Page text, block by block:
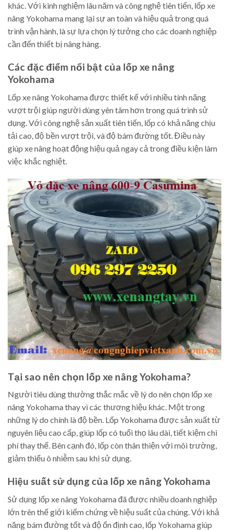
khác. Với kinh nghiệm lâu năm và công nghệ tiên tiến, lốp xe
nâng Yokohama mang lại sự an toàn và hiệu quả trong quá
trình vận hành, là sự lựa chọn lý tưởng cho các doanh nghiệp
cần đến thiết bị nâng hàng.
Các đặc điểm nổi bật của lốp xe nâng
Yokohama
Lốp xe nâng Yokohama được thiết kế với nhiều tính năng
vượt trội giúp người dùng yên tâm hơn trong quá trình sử
dụng. Với công nghệ sản xuất tiên tiến, lốp có khả năng chịu
tải cao, độ bền vượt trội, và độ bám đường tốt. Điều này
giúp xe nâng hoạt động hiệu quả ngay cả trong điều kiện làm
việc khắc nghiệt.
Tại sao nên chọn lốp xe nâng Yokohama?
Người tiêu dùng thường thắc mắc về lý do nên chọn lốp xe
nâng Yokohama thay vì các thương hiệu khác. Một trong
những lý do chính là độ bền. Lốp Yokohama được sản xuất từ
nguyên liệu cao cấp, giúp lốp có tuổi thọ lâu dài, tiết kiệm chi
phí thay thế. Bên cạnh đó, lốp còn thân thiện với môi trường,
giảm thiểu ô nhiễm sau khi sử dụng.
Hiệu suất sử dụng của lốp xe nâng Yokohama
Sử dụng lốp xe nâng Yokohama đã được nhiều doanh nghiệp
lớn trên thế giới kiểm chứng về hiệu suất của chúng. Với khả
năng bám đường tốt và độ ổn định cao, lốp Yokohama giúp